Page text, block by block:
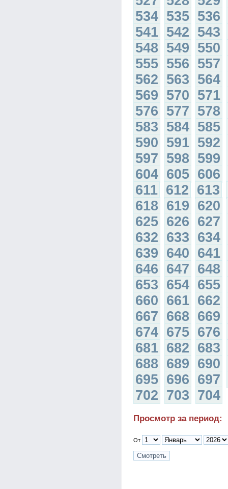
534 535 536
541 542 543
548 549 550
555 556 557
562 563 564
569 570 571
576 577 578
583 584 585
590 591 592
597 598 599
604 605 606
611 612 613
618 619 620
625 626 627
632 633 634
639 640 641
646 647 648
653 654 655
660 661 662
667 668 669
674 675 676
681 682 683
688 689 690
695 696 697
702 703 704
Просмотр за период:
От